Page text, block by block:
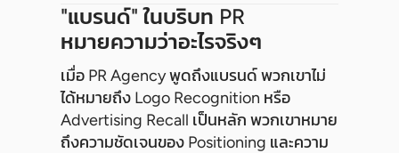
"แบรนด์" ในบริบท PR
หมายความว่าอะไรจริงๆ
เมื่อ PR Agency พูดถึงแบรนด์ พวกเขาไม่
ได้หมายถึง Logo Recognition หรือ
Advertising Recall เป็นหลัก พวกเขาหมาย
ถึงความชัดเจนของ Positioning และความ